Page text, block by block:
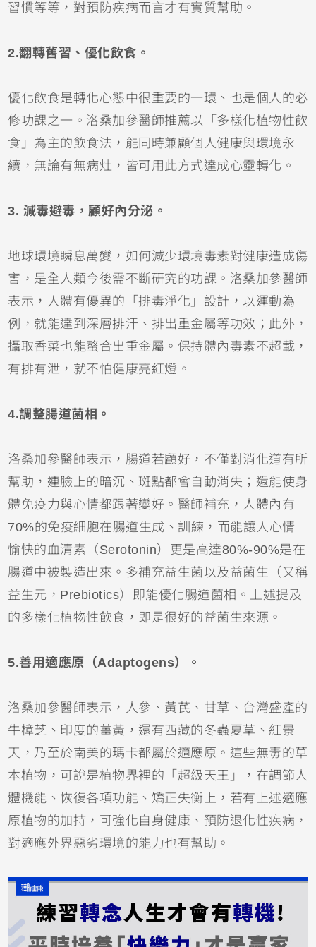
習慣等等，對預防疾病而言才有實質幫助。
2.翻轉舊習、優化飲食。
優化飲食是轉化心態中很重要的一環、也是個人的必
修功課之一。洛桑加參醫師推薦以「多樣化植物性飲
食」為主的飲食法，能同時兼顧個人健康與環境永
續，無論有無病灶，皆可用此方式達成心靈轉化。
3. 減毒避毒，顧好內分泌。
地球環境瞬息萬變，如何減少環境毒素對健康造成傷
害，是全人類今後需不斷研究的功課。洛桑加參醫師
表示，人體有優異的「排毒淨化」設計，以運動為
例，就能達到深層排汗、排出重金屬等功效；此外，
攝取香菜也能螯合出重金屬。保持體內毒素不超載，
有排有泄，就不怕健康亮紅燈。
4.調整腸道菌相。
洛桑加參醫師表示，腸道若顧好，不僅對消化道有所
幫助，連臉上的暗沉、斑點都會自動消失；還能使身
體免疫力與心情都跟著變好。醫師補充，人體內有
70%的免疫細胞在腸道生成、訓練，而能讓人心情
愉快的血清素（Serotonin）更是高達80%-90%是在
腸道中被製造出來。多補充益生菌以及益菌生（又稱
益生元，Prebiotics）即能優化腸道菌相。上述提及
的多樣化植物性飲食，即是很好的益菌生來源。
5.善用適應原（Adaptogens）。
洛桑加參醫師表示，人參、黃芪、甘草、台灣盛產的
牛樟芝、印度的薑黃，還有西藏的冬蟲夏草、紅景
天，乃至於南美的瑪卡都屬於適應原。這些無毒的草
本植物，可說是植物界裡的「超級天王」，在調節人
體機能、恢復各項功能、矯正失衡上，若有上述適應
原植物的加持，可強化自身健康、預防退化性疾病，
對適應外界惡劣環境的能力也有幫助。